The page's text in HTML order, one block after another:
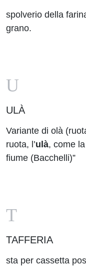
spolverio della
grano.
U
ULÀ
Variante di olà
ruota, l’ulà, come
fiume (Bacchelli)”
T
TAFFERIA
sta per cassetta